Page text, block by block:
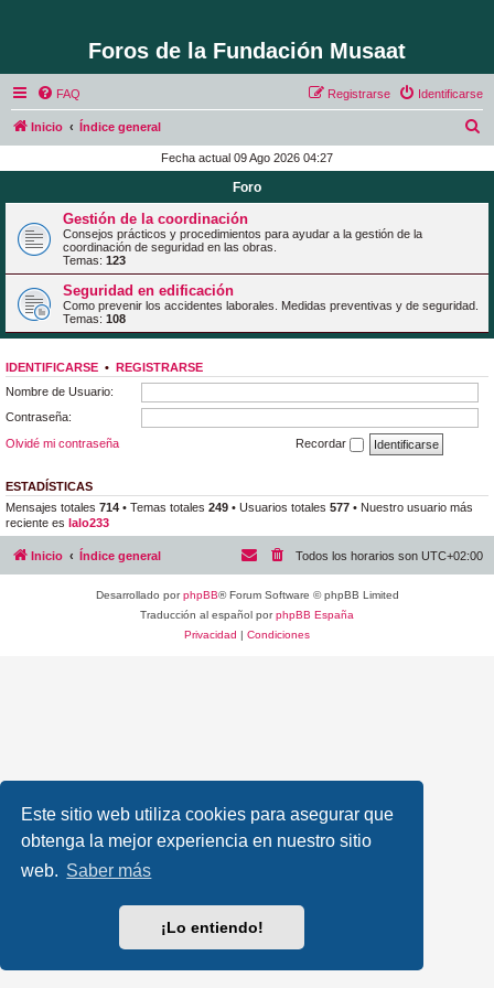
Este sitio web utiliza cookies para asegurar que
obtenga la mejor experiencia en nuestro sitio
web. Saber más
¡Lo entiendo!
Foros de la Fundación Musaat
FAQ Identificarse
Registrarse
Inicio Índice general
c
Fecha actual 09 Ago 2026 04:27
Foro
Gestión de la coordinación
Consejos prácticos y procedimientos para ayudar a la gestión de la
coordinación de seguridad en las obras.
Temas: 123
Seguridad en edificación
Como prevenir los accidentes laborales. Medidas preventivas y de seguridad.
Temas: 108
IDENTIFICARSE • REGISTRARSE
Nombre de Usuario:
Contraseña:
Olvidé mi contraseña
Recordar
ESTADÍSTICAS
Mensajes totales 714 • Temas totales 249 • Usuarios totales 577 • Nuestro usuario más
reciente es lalo233
Inicio Índice general Todos los horarios son UTC+02:00
Desarrollado porphpBB® Forum Software © phpBB Limited
Traducción al español porphpBB España
Privacidad | Condiciones